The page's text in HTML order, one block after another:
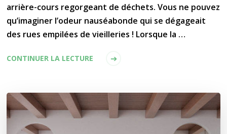
arrière-cours regorgeant de déchets. Vous ne pouvez
qu’imaginer l’odeur nauséabonde qui se dégageait
des rues empilées de vieilleries ! Lorsque la …
CONTINUER LA LECTURE